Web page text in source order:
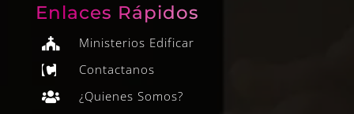
Enlaces Rápidos
 Ministerios Edificar
 Contactanos
 ¿Quienes Somos?